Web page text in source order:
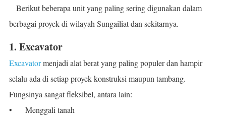
Berikut beberapa unit yang paling sering digunakan dalam
berbagai proyek di wilayah Sungailiat dan sekitarnya.
1. Excavator
Excavatormenjadi alat berat yang paling populer dan hampir
selalu ada di setiap proyek konstruksi maupun tambang.
Fungsinya sangat fleksibel, antara lain:
•
Menggali tanah